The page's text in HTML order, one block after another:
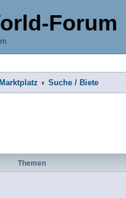
Forum
Suche / Biete
Themen